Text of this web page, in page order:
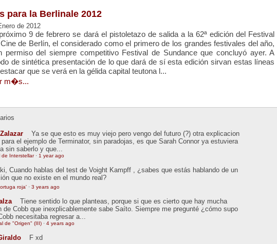
para la Berlinale 2012
de 2012
9 de febrero se dará el pistoletazo de salida a la 62ª edición del Festival
de Berlín, el considerado como el primero de los grandes festivales del año,
permiso del siempre competitivo Festival de Sundance que concluyó ayer. A
de sintética presentación de lo que dará de sí esta edición sirvan estas líneas
que se verá en la gélida capital teutona l...
m�s...
Ya se que esto es muy viejo pero vengo del futuro (?) otra explicacion
el ejemplo de Terminator, sin paradojas, es que Sarah Connor ya estuviera
sin saberlo y que...
Interstellar· 1 year ago
Cuando hablas del test de Voight Kampff , ¿sabes que estás hablando de un
que no existe en el mundo real?
roja' · 3 years ago
Tiene sentido lo que planteas, porque si que es cierto que hay mucha
de Cobb que inexplicablemente sabe Saíto. Siempre me pregunté ¿cómo supo
necesitaba regresar a...
de "Origen" (III) · 4 years ago
F xd